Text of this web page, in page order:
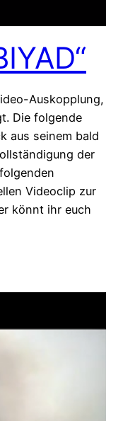
Auskopplung,
Die folgende
aus seinem bald
der
Videoclip zur
könnt ihr euch